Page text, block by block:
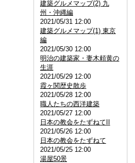
建築グルメマップ(2) 九
州・沖縄編
2021/05/31 12:00
建築グルメマップ(1) 東京
編
2021/05/30 12:00
明治の建築家・妻木頼黄の
生涯
2021/05/29 12:00
霞ヶ関歴史散歩
2021/05/28 12:00
職人たちの西洋建築
2021/05/27 12:00
日本の教会をたずねてII
2021/05/26 12:00
日本の教会をたずねて
2021/05/25 12:00
湯屋50景